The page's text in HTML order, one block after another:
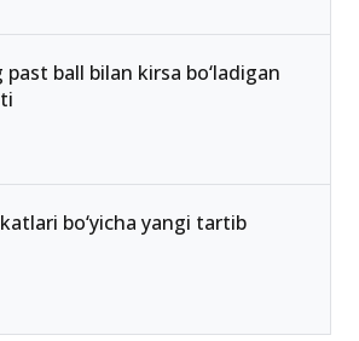
past ball bilan kirsa bo‘ladigan
bo‘yicha yangi tartib